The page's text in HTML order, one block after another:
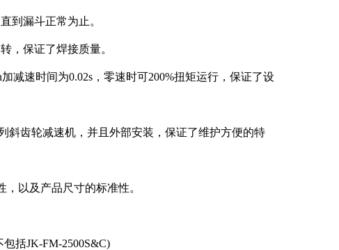
到漏斗正常为止。
，保证了焊接质量。
加减速时间为0.02s ，零速时可200%扭矩运行，保证了设
斜齿轮减速机，并且外部安装，保证了维护方便的特
以及产品尺寸的标准性。
包括JK-FM-2500S&C)